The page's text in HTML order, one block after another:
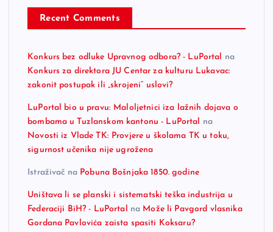
Recent Comments
Konkurs bez odluke Upravnog odbora? - LuPortal
na
Konkurs za direktora JU Centar za kulturu Lukavac:
zakonit postupak ili „skrojeni“ uslovi?
LuPortal bio u pravu: Maloljetnici iza lažnih dojava o
bombama u Tuzlanskom kantonu - LuPortal
na
Novosti iz Vlade TK: Provjere u školama TK u toku,
sigurnost učenika nije ugrožena
Istraživač na Pobuna Bošnjaka 1850. godine
Uništava li se planski i sistematski teška industrija u
Federaciji BiH? - LuPortal
na Može li Pavgord vlasnika
Gordana Pavlovića zaista spasiti Koksaru?